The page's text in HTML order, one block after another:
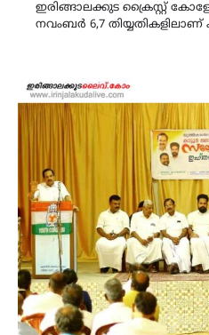
ഇരിങ്ങാലക്കുട ക്രൈസ്റ്റ്
നവംബർ 6,7 തിയ്യതികളിലാണ്